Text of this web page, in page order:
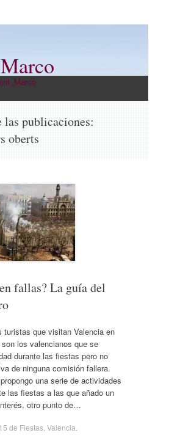
las publicaciones:
oberts
fallas? La guía del
turistas que visitan Valencia en
los valencianos que se
durante las fiestas pero no
de ninguna comisión fallera.
una serie de actividades
las fiestas a las que añado un
otro punto de…
de Fiestas, Valencia